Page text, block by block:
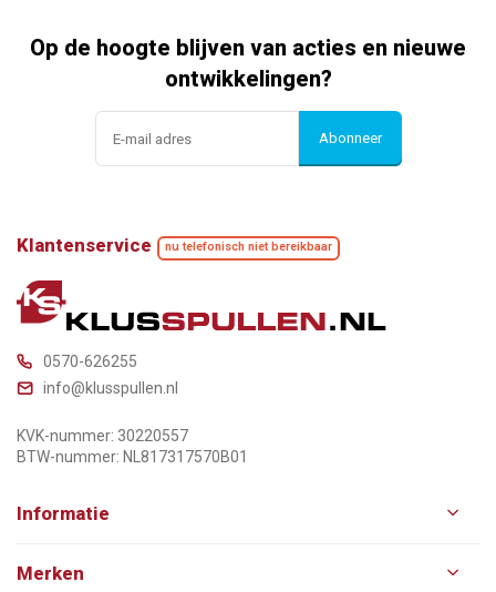
Op de hoogte blijven van acties en nieuwe
ontwikkelingen?
Abonneer
Klantenservice nu telefonisch niet bereikbaar
0570-626255
info@klusspullen.nl
KVK-nummer: 30220557
BTW-nummer: NL817317570B01
Informatie
Merken